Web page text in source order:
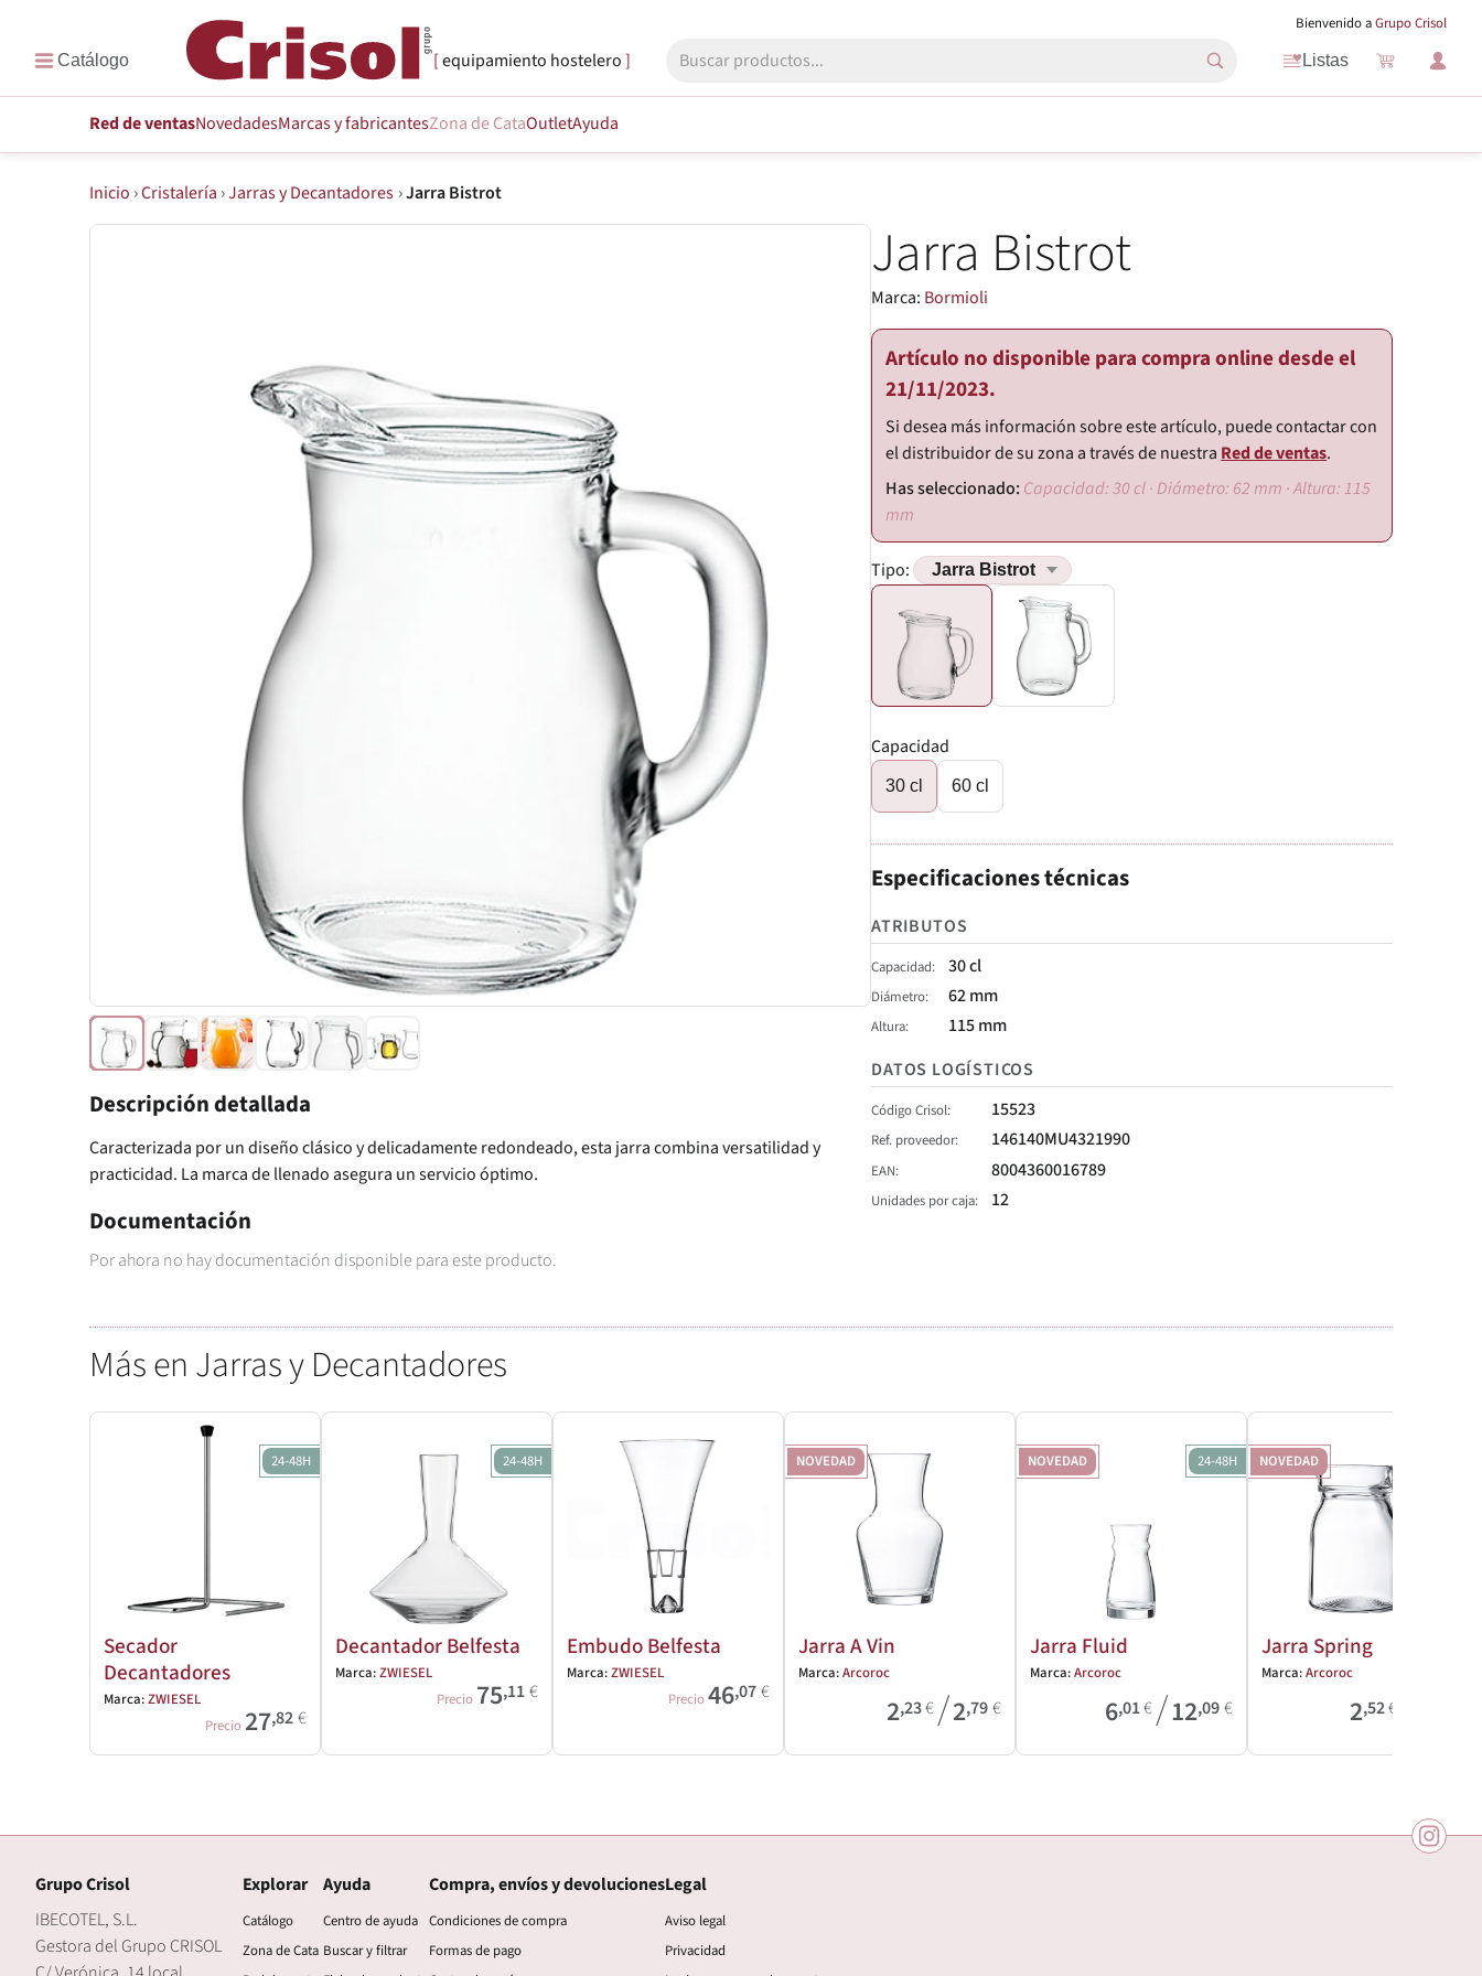
Bienvenido aGrupo Crisol
equipamiento hostelero Listas
Red de ventasNovedadesMarcasy fabricantesZona de CataOutletAyuda
Inicio ›Cristalería ›Jarras y Decantadores ›Jarra Bistrot
Descripción detallada
Caracterizada por un diseño clásico y delicadamente redondeado, esta jarra combina versatilidad y
practicidad. La marca de llenado asegura un servicio óptimo.
Documentación
Por ahora no hay documentación disponible para este producto.
Jarra Bistrot
Marca: Bormioli
Artículo no disponible para compra online desde el
21/11/2023.
Si desea más información sobre este artículo, puede contactar con
el distribuidor de su zona a través de nuestra Red de ventas.
Capacidad: 30 cl · Diámetro: 62 mm · Altura: 115
mm
Tipo:
Capacidad
30 cl 60 cl
Especificaciones técnicas
ATRIBUTOS
Capacidad 30 cl
Diámetro 62 mm
Altura
115 mm
DATOS LOGÍSTICOS
Código Crisol 15523
Ref. proveedor 146140MU4321990
EAN 8004360016789
Unidades por caja 12
Más en Jarras y Decantadores
24-48H
Secador
Decantadores
Marca:ZWIESEL
Precio 27,82€
24-48H
Decantador Belfesta
Marca:ZWIESEL
Precio 75,11€
Embudo Belfesta
Marca:ZWIESEL
Precio46,07€
NOVEDAD
Jarra A Vin
Marca:Arcoroc
2,23€/2,79€
NOVEDAD 24-48H
Jarra Fluid
Marca:Arcoroc
6,01€/12,09€
NOVEDAD
Jarra Spring
Marca:Arcoroc
2,52€
Grupo Crisol
IBECOTEL, S.L.
Gestora del Grupo CRISOL
Explorar
Catálogo
Zona de Cata
Ayuda
Centro de ayuda
Buscar y filtrar
Compra, envíos y devoluciones
Condiciones de compra
Formas de pago
Legal
Aviso legal
Privacidad